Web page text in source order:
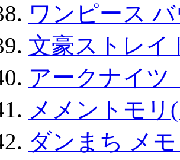
ワンピース
文豪ストレイ
アークナイツ
メメントモリ
ダンまち メ